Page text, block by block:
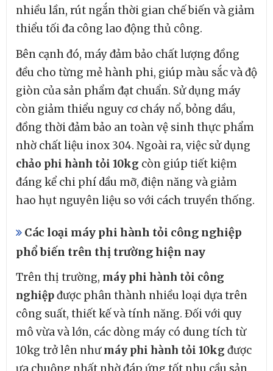
nhiều lần, rút ngắn thời gian chế biến và giảm
thiểu tối đa công lao động thủ công.
Bên cạnh đó, máy đảm bảo chất lượng đồng
đều cho từng mẻ hành phi, giúp màu sắc và độ
giòn của sản phẩm đạt chuẩn. Sử dụng máy
còn giảm thiểu nguy cơ cháy nổ, bỏng dầu,
đồng thời đảm bảo an toàn vệ sinh thực phẩm
nhờ chất liệu inox 304. Ngoài ra, việc sử dụng
chảo phi hành tỏi 10kg còn giúp tiết kiệm
đáng kể chi phí dầu mỡ, điện năng và giảm
hao hụt nguyên liệu so với cách truyền thống.
Các loại máy phi hành tỏi công nghiệp
phổ biến trên thị trường hiện nay
Trên thị trường, máy phi hành tỏi công
nghiệpđược phân thành nhiều loại dựa trên
công suất, thiết kế và tính năng. Đối với quy
mô vừa và lớn, các dòng máy có dung tích từ
10kg trở lên nhưmáy phi hành tỏi 10kg được